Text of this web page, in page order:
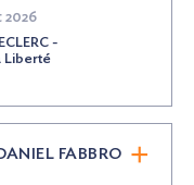
2026
-
Liberté
FABBRO